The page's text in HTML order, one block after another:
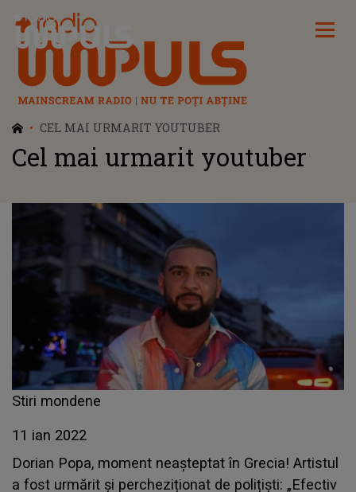
Radio Impuls
CEL MAI URMARIT YOUTUBER
Cel mai urmarit youtuber
Stiri mondene
11 ian 2022
Dorian Popa, moment neașteptat în Grecia! Artistul
a fost urmărit și percheziționat de polițiști: „Efectiv